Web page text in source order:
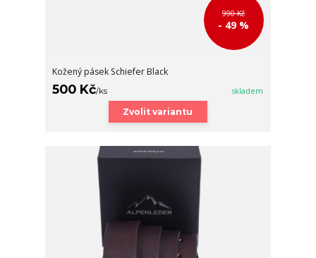
990 Kč
- 49 %
Kožený pásek Schiefer Black
500 Kč/ks skladem
Zvolit variantu